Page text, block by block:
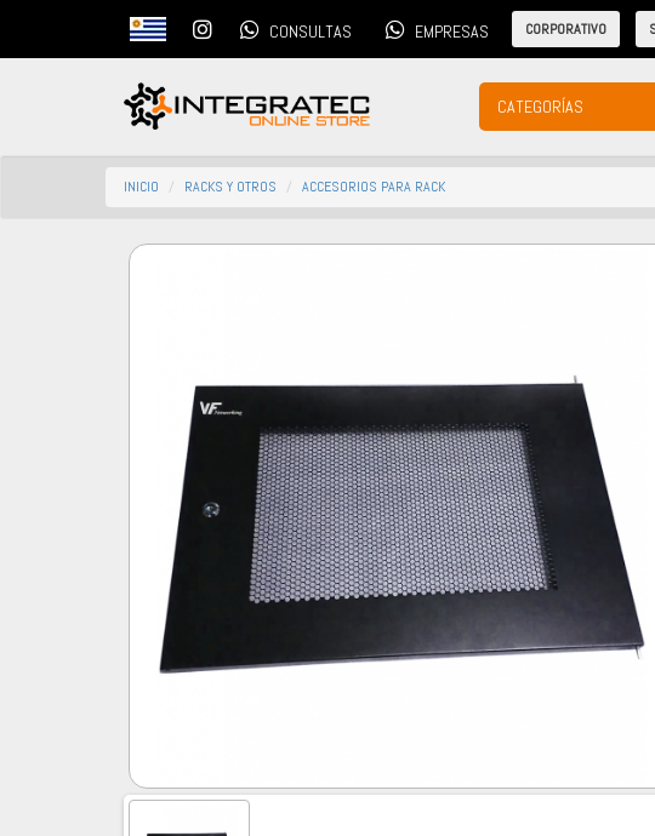
CONSULTAS EMPRESAS CORPORATIVO
CATEGORÍAS
INICIO RACKS Y OTROS ACCESORIOS PARA RACK